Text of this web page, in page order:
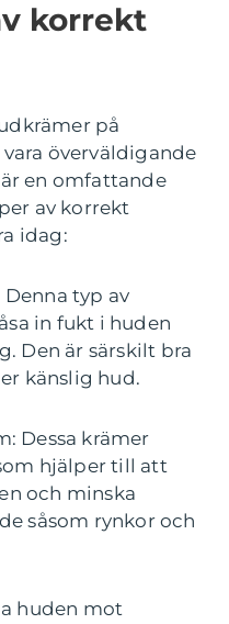
korrekt
på
överväldigande
en omfattande
av korrekt
idag:
typ av
in fukt i huden
Den är särskilt bra
känslig hud.
Dessa krämer
hjälper till att
och minska
såsom rynkor och
huden mot